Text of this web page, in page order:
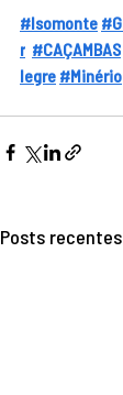
#Isomonte
r #CAÇAMBAS
legre #Minério
Posts recentes